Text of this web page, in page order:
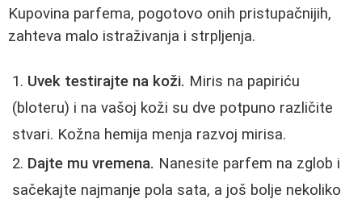
Kupovina parfema, pogotovo onih pristupačnijih,
zahteva malo istraživanja i strpljenja.
Uvek testirajte na koži. Miris na papiriću
(bloteru) i na vašoj koži su dve potpuno različite
stvari. Kožna hemija menja razvoj mirisa.
Dajte mu vremena. Nanesite parfem na zglob i
sačekajte najmanje pola sata, a još bolje nekoliko